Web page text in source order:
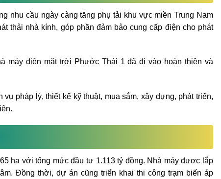
nhu cầu ngày càng tăng phụ tải khu vực miền Trung Nam
thải nhà kính, góp phần đảm bảo cung cấp điện cho phát
máy điện mặt trời Phước Thái 1 đã đi vào hoàn thiện và
pháp lý, thiết kế kỹ thuật, mua sắm, xây dựng, phát triển,
ha với tổng mức đầu tư 1.113 tỷ đồng. Nhà máy được lắp
Đồng thời, dự án cũng triển khai thi công trạm biến áp